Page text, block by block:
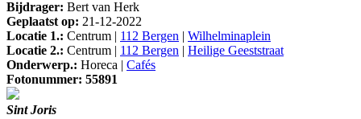
Bijdrager: Bert van Herk
Geplaatst op: 21-12-2022
Locatie 1.: Centrum | 112 Bergen | Wilhelminaplein
Locatie 2.: Centrum | 112 Bergen | Heilige Geeststraat
Onderwerp.: Horeca | Cafés
Fotonummer: 55891
Sint Joris